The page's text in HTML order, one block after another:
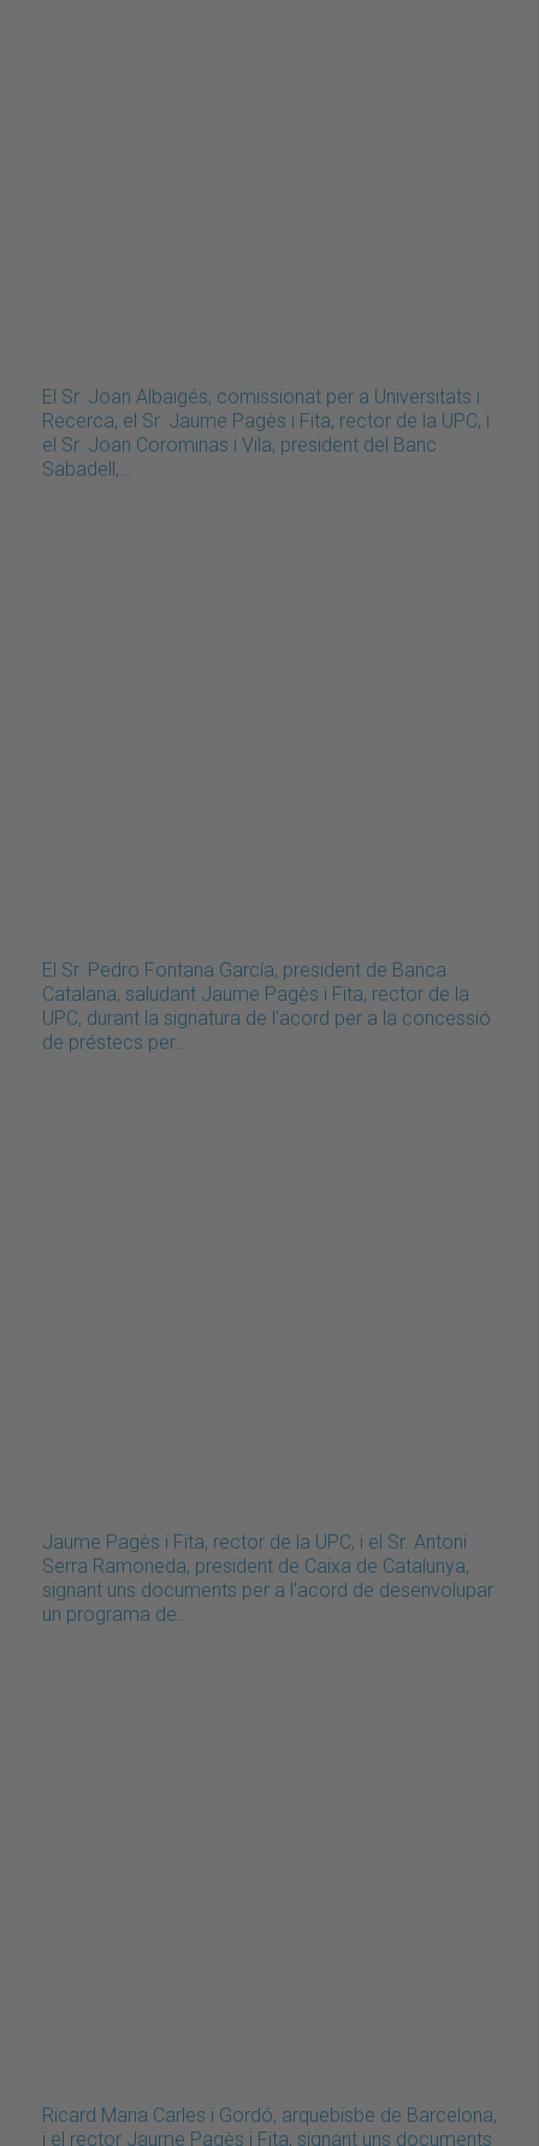
El Sr. Joan Albaigés, comissionat per a Universitats i
Recerca, el Sr. Jaume Pagès i Fita, rector de la UPC, i
el Sr. Joan Corominas i Vila, president del Banc
Sabadell,…
El Sr. Pedro Fontana García, president de Banca
Catalana, saludant Jaume Pagès i Fita, rector de la
UPC, durant la signatura de l'acord per a la concessió
de préstecs per…
Jaume Pagès i Fita, rector de la UPC, i el Sr. Antoni
Serra Ramoneda, president de Caixa de Catalunya,
signant uns documents per a l'acord de desenvolupar
un programa de…
Ricard Maria Carles i Gordó, arquebisbe de Barcelona,
i el rector Jaume Pagès i Fita, signant uns documents